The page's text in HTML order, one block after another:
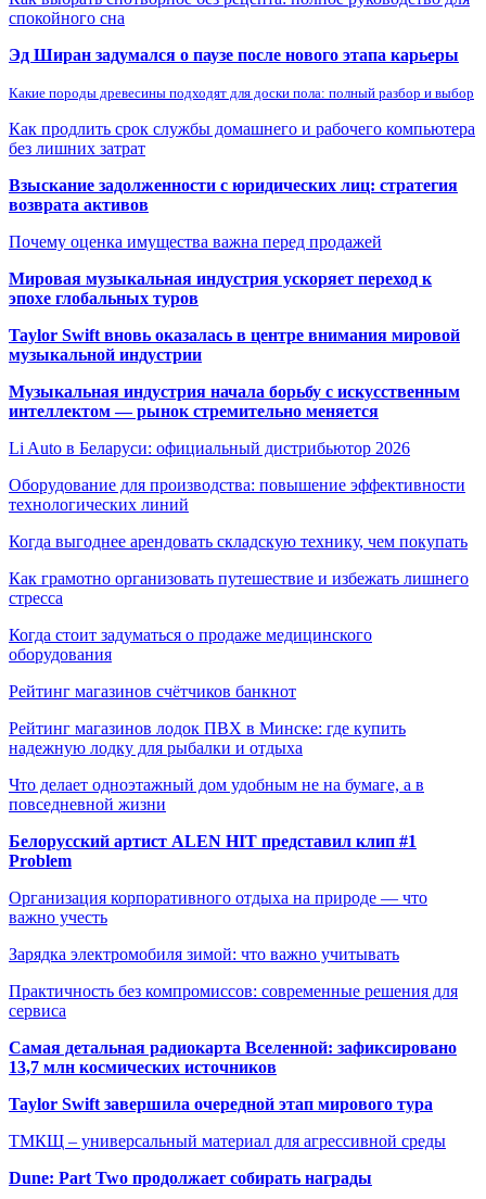
спокойного сна
Эд Ширан задумался о паузе после нового этапа карьеры
Какие породы древесины подходят для доски пола: полный разбор и выбор
Как продлить срок службы домашнего и рабочего компьютера
без лишних затрат
Взыскание задолженности с юридических лиц: стратегия
возврата активов
Почему оценка имущества важна перед продажей
Мировая музыкальная индустрия ускоряет переход к
эпохе глобальных туров
Taylor Swift вновь оказалась в центре внимания мировой
музыкальной индустрии
Музыкальная индустрия начала борьбу с искусственным
интеллектом — рынок стремительно меняется
Li Auto в Беларуси: официальный дистрибьютор 2026
Оборудование для производства: повышение эффективности
технологических линий
Когда выгоднее арендовать складскую технику, чем покупать
Как грамотно организовать путешествие и избежать лишнего
стресса
Когда стоит задуматься о продаже медицинского
оборудования
Рейтинг магазинов счётчиков банкнот
Рейтинг магазинов лодок ПВХ в Минске: где купить
надежную лодку для рыбалки и отдыха
Что делает одноэтажный дом удобным не на бумаге, а в
повседневной жизни
Белорусский артист ALEN HIT представил клип #1
Problem
Организация корпоративного отдыха на природе — что
важно учесть
Зарядка электромобиля зимой: что важно учитывать
Практичность без компромиссов: современные решения для
сервиса
Самая детальная радиокарта Вселенной: зафиксировано
13,7 млн космических источников
Taylor Swift завершила очередной этап мирового тура
ТМКЩ – универсальный материал для агрессивной среды
Dune: Part Two продолжает собирать награды